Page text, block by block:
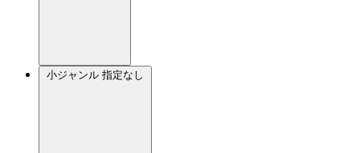
小ジャンル 指定なし